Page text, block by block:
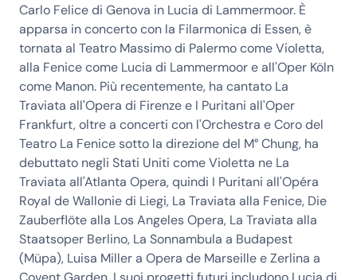
Carlo Felice di Genova in Lucia di Lammermoor. È
apparsa in concerto con la Filarmonica di Essen, è
tornata al Teatro Massimo di Palermo come Violetta,
alla Fenice come Lucia di Lammermoor e all'Oper Köln
come Manon. Più recentemente, ha cantato La
Traviata all'Opera di Firenze e I Puritani all'Oper
Frankfurt, oltre a concerti con l'Orchestra e Coro del
Teatro La Fenice sotto la direzione del M° Chung, ha
debuttato negli Stati Uniti come Violetta ne La
Traviata all'Atlanta Opera, quindi I Puritani all'Opéra
Royal de Wallonie di Liegi, La Traviata alla Fenice, Die
Zauberflöte alla Los Angeles Opera, La Traviata alla
Staatsoper Berlino, La Sonnambula a Budapest
(Müpa), Luisa Miller a Opera de Marseille e Zerlina a